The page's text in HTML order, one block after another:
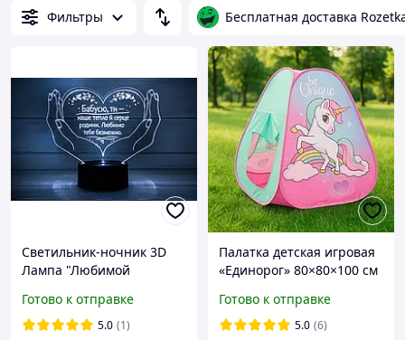
Фильтры Бесплатная доставка
Светильник-ночник 3D
Лампа "Любимой
пульт подарок на 8 марта
и день рождения
Готово к отправке
5.0 (1)
Палатка детская игровая
«Единорог» 80×80×100 см
полиэстера для игр и на
подарок
Готово к отправке
5.0 (6)